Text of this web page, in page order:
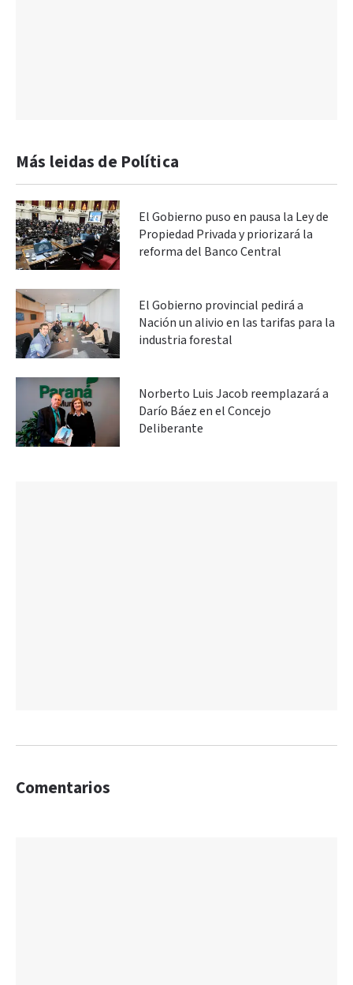
Más leidas de Política
El Gobierno puso en pausa la Ley de
Propiedad Privada y priorizará la
reforma del Banco Central
El Gobierno provincial pedirá a
Nación un alivio en las tarifas para la
industria forestal
Norberto Luis Jacob reemplazará a
Darío Báez en el Concejo
Deliberante
Comentarios